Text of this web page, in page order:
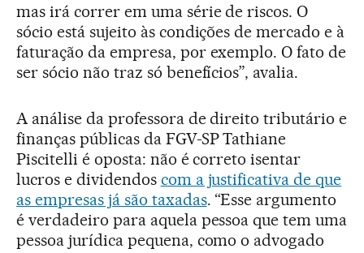
mas irá correr em uma série de riscos. O
sócio está sujeito às condições de mercado e à
faturação da empresa, por exemplo. O fato de
ser sócio não traz só benefícios”, avalia.
A análise da professora de direito tributário e
finanças públicas da FGV-SP Tathiane
Piscitelli é oposta: não é correto isentar
lucros e dividendos com a justificativa de que
as empresas já são taxadas. “Esse argumento
é verdadeiro para aquela pessoa que tem uma
pessoa jurídica pequena, como o advogado